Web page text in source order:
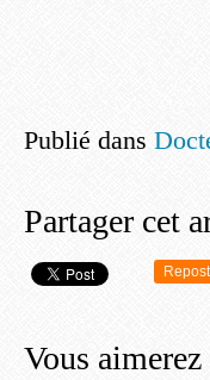
Publié dans
Partager cet
Repost
Vous aimerez